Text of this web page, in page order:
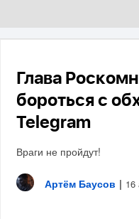
Глава
бороться с
Telegram
Враги не пройдут!
Артём Баусов | 16